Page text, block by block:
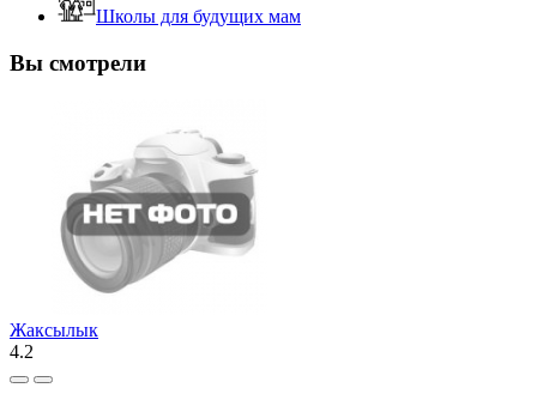
Школы для будущих мам
Вы смотрели
Жаксылык
4.2